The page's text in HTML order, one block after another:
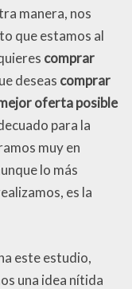
manera, nos
que estamos al
comprar
deseas comprar
oferta posible
para la
muy en
lo más
es la
este estudio,
una idea nítida